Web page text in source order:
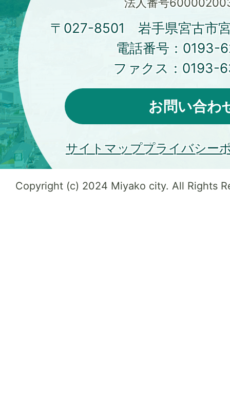
〒027-8501 岩手県宮古市
電話番号： 0193-
ファクス： 0193-
お問い合わ
サイトマッププライバシー
Copyright (c) 2024 Miyako city. All Rights